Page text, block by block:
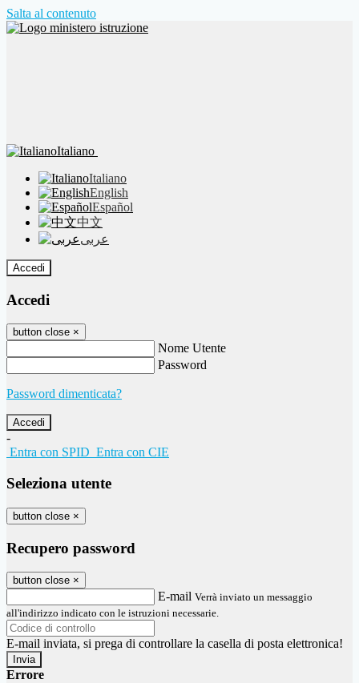
Salta al contenuto
Italiano
Italiano
English
Español
中文
عربى
Accedi
Accedi
button close ×
Nome Utente
Password
Password dimenticata?
-
Entra con SPID Entra con CIE
Seleziona utente
button close ×
Recupero password
button close ×
E-mail Verrà inviato un messaggio
all'indirizzo indicato con le istruzioni necessarie.
E-mail inviata, si prega di controllare la casella di posta elettronica!
Errore